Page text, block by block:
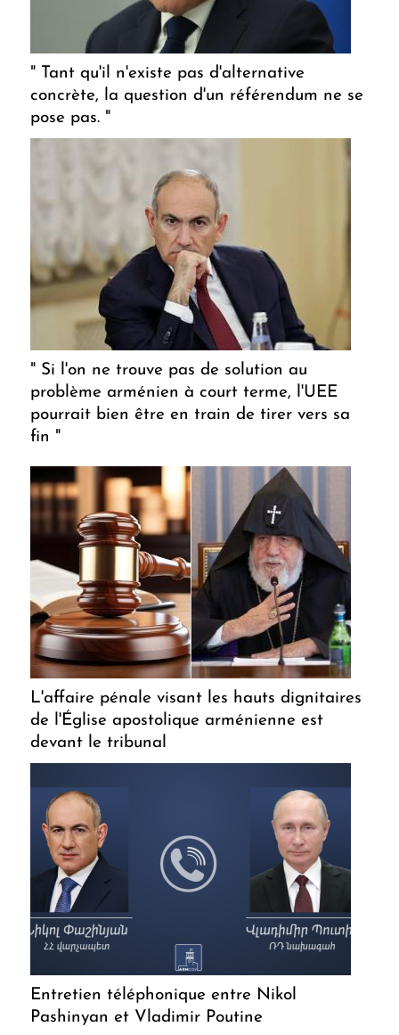
" Tant qu'il n'existe pas d'alternative
concrète, la question d'un référendum ne se
pose pas. "
" Si l'on ne trouve pas de solution au
problème arménien à court terme, l'UEE
pourrait bien être en train de tirer vers sa
fin "
L'affaire pénale visant les hauts dignitaires
de l'Église apostolique arménienne est
devant le tribunal
Entretien téléphonique entre Nikol
Pashinyan et Vladimir Poutine